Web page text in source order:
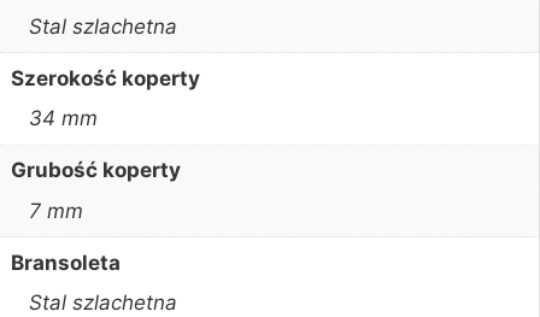
Stal szlachetna
Szerokość koperty
34 mm
Grubość koperty
7 mm
Bransoleta
Stal szlachetna